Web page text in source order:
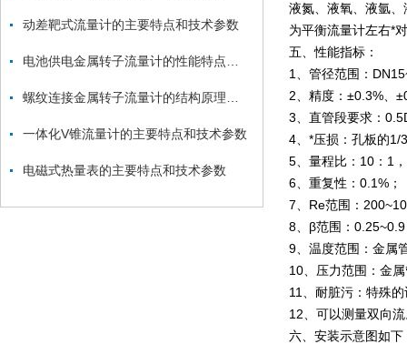
动差靶式流量计的主要特点和技术参数
一体化V锥流量计的主要特点和技术参数
电磁式热量表的主要特点和技术参数
液氮、液氧、液氩
为平衡流量计左右*
五、性能指标：
1、管径范围：
2、精度：±0.3%、
3、直管段要求：
4、*压损：孔板的1/
5、量程比：10：1
6、重复性：0.1%；
7、Re范围：
8、β范围：
9、温度范围：金属
10、压力范围：金
11、耐脏污：特殊
12、可以测量双向
六、安装示意图如下